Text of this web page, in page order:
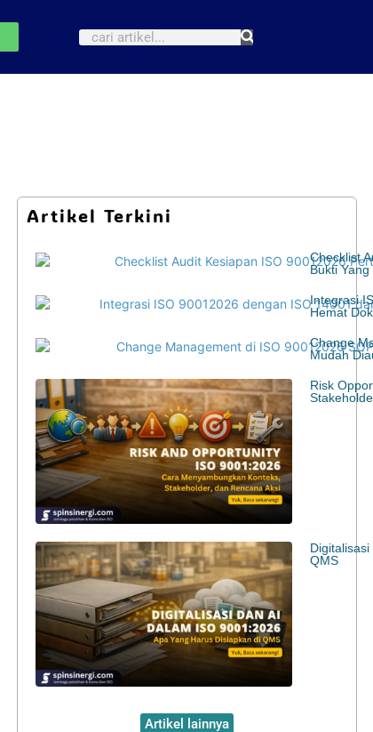
Artikel Terkini
Checklist
Bukti
Integrasi
Hemat
Change
Mudah
Risk
QMS
Artikel lainnya